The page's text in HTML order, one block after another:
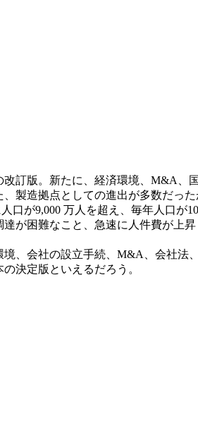
訂版。新たに、経済環境、M&A
製造拠点としての進出が多数だっ
口が9,000 万人を超え、毎年人口が
が困難なこと、急速に人件費が上
、会社の設立手続、M&A、会社
決定版といえるだろう。